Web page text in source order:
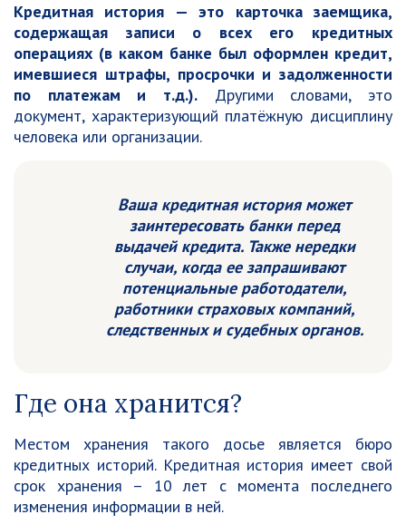
Кредитная история — это карточка заемщика,
содержащая записи о всех его кредитных
операциях (в каком банке был оформлен кредит,
имевшиеся штрафы, просрочки и задолженности
по платежам и т.д.). Другими словами, это
документ, характеризующий платёжную дисциплину
человека или организации.
Ваша кредитная история может
заинтересовать банки перед
выдачей кредита. Также нередки
случаи, когда ее запрашивают
потенциальные работодатели,
работники страховых компаний,
следственных и судебных органов.
Где она хранится?
Местом хранения такого досье является бюро
кредитных историй. Кредитная история имеет свой
срок хранения – 10 лет с момента последнего
изменения информации в ней.